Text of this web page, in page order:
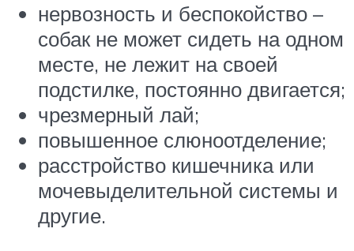
нервозность и беспокойство –
собак не может сидеть на одном
месте, не лежит на своей
подстилке, постоянно двигается;
чрезмерный лай;
повышенное слюноотделение;
расстройство кишечника или
мочевыделительной системы и
другие.